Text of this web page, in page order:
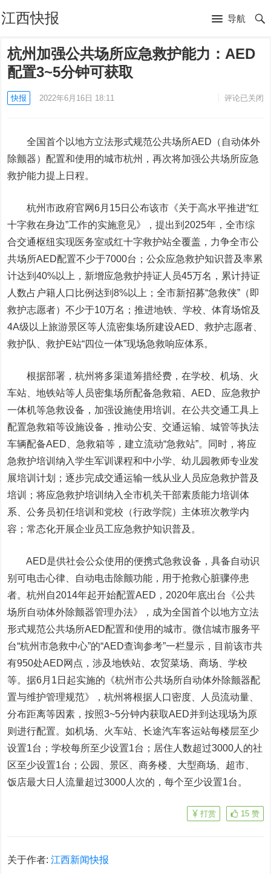
江西快报 导航
杭州加强公共场所应急救护能力：AED
配置3~5分钟可获取
快报 2022年6月16日 18:11 评论已关闭
全国首个以地方立法形式规范公共场所AED（自动体外
除颤器）配置和使用的城市杭州，再次将加强公共场所应急
救护能力提上日程。
杭州市政府官网6月15日公布该市《关于高水平推进“红
十字救在身边”工作的实施意见》，提出到2025年，全市综
合交通枢纽实现医务室或红十字救护站全覆盖，力争全市公
共场所AED配置不少于7000台；公众应急救护知识普及率累
计达到40%以上，新增应急救护持证人员45万名，累计持证
人数占户籍人口比例达到8%以上；全市新招募“急救侠”（即
救护志愿者）不少于10万名；推进地铁、学校、体育场馆及
4A级以上旅游景区等人流密集场所建设AED、救护志愿者、
救护队、救护E站“四位一体”现场急救响应体系。
根据部署，杭州将多渠道筹措经费，在学校、机场、火
车站、地铁站等人员密集场所配备急救箱、AED、应急救护
一体机等急救设备，加强设施使用培训。在公共交通工具上
配置急救箱等设施设备，推动公安、交通运输、城管等执法
车辆配备AED、急救箱等，建立流动“急救站”。同时，将应
急救护培训纳入学生军训课程和中小学、幼儿园教师专业发
展培训计划；逐步完成交通运输一线从业人员应急救护普及
培训；将应急救护培训纳入全市机关干部素质能力培训体
系、公务员初任培训和党校（行政学院）主体班次教学内
容；常态化开展企业员工应急救护知识普及。
AED是供社会公众使用的便携式急救设备，具备自动识
别可电击心律、自动电击除颤功能，用于抢救心脏骤停患
者。杭州自2014年起开始配置AED，2020年底出台《公共
场所自动体外除颤器管理办法》，成为全国首个以地方立法
形式规范公共场所AED配置和使用的城市。微信城市服务平
台“杭州市急救中心”的“AED查询参考”一栏显示， 目前该市共
有950处AED网点，涉及地铁站、农贸菜场、商场、学校
等。据6月1日起实施的《杭州市公共场所自动体外除颤器配
置与维护管理规范》，杭州将根据人口密度、人员流动量、
分布距离等因素，按照3~5分钟内获取AED并到达现场为原
则进行配置。如机场、火车站、长途汽车客运站每楼层至少
设置1台；学校每所至少设置1台；居住人数超过3000人的社
区至少设置1台；公园、景区、商务楼、大型商场、超市、
饭店最大日人流量超过3000人次的，每个至少设置1台。
15 赞
打赏
关于作者:江西新闻快报